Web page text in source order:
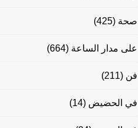
صحة (425)
على مدار الساعة (664)
فن (211)
في الحضيض (14)